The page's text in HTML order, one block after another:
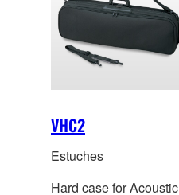
VHC2
Estuches
Hard case for Acoustic